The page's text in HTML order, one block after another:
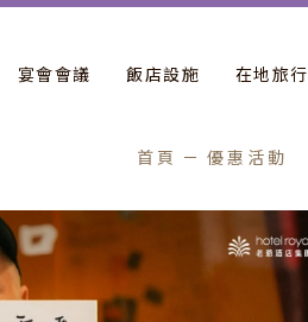
宴會會議 飯店設施 在地旅行
首頁 優惠活動